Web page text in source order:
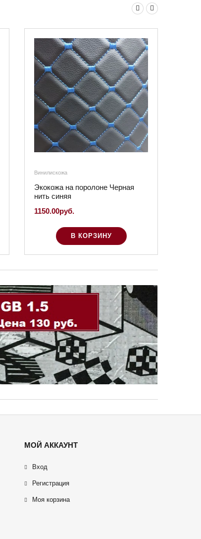
Винилискожа
Экокожа на поролоне Черная
нить синяя
1150.00руб.
В КОРЗИНУ
МОЙ АККАУНТ
Вход
Регистрация
Моя корзина